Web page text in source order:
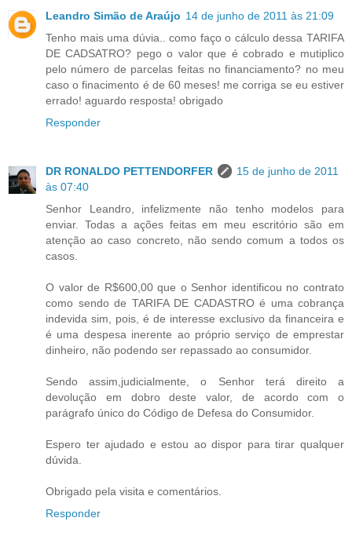
Leandro Simão de Araújo 14 de junho de 2011 às 21:09
Tenho mais uma dúvia.. como faço o cálculo dessa TARIFA
DE CADSATRO? pego o valor que é cobrado e mutiplico
pelo número de parcelas feitas no financiamento? no meu
caso o finacimento é de 60 meses! me corriga se eu estiver
errado! aguardo resposta! obrigado
Responder
DR RONALDO PETTENDORFER
15 de junho de 2011
às 07:40
Senhor Leandro, infelizmente não tenho modelos para
enviar. Todas a ações feitas em meu escritório são em
atenção ao caso concreto, não sendo comum a todos os
casos.
O valor de R$600,00 que o Senhor identificou no contrato
como sendo de TARIFA DE CADASTRO é uma cobrança
indevida sim, pois, é de interesse exclusivo da financeira e
é uma despesa inerente ao próprio serviço de emprestar
dinheiro, não podendo ser repassado ao consumidor.
Sendo assim,judicialmente, o Senhor terá direito a
devolução em dobro deste valor, de acordo com o
parágrafo único do Código de Defesa do Consumidor.
Espero ter ajudado e estou ao dispor para tirar qualquer
dúvida.
Obrigado pela visita e comentários.
Responder